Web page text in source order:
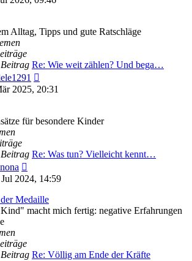
Alltag, Tipps und gute Ratschläge
Re: Wie weit zählen? Und bega…
Beitrag
2025, 20:31
für besondere Kinder
Re: Was tun? Vielleicht kennt…
Beitrag
2024, 14:59
Medaille
macht mich fertig: negative Erfahrungen
Re: Völlig am Ende der Kräfte